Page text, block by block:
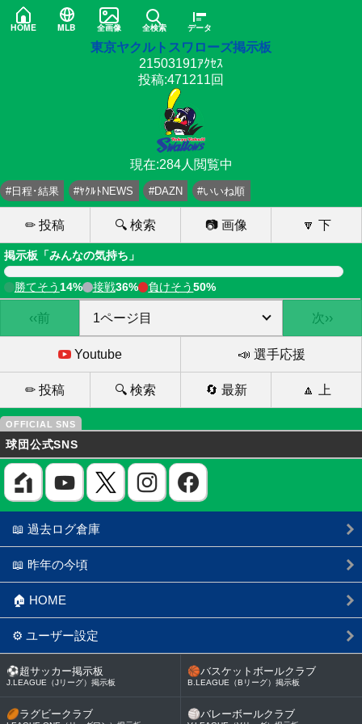
HOME MLB 全画像 全検索 データ
東京ヤクルトスワローズ掲示板
21503191ｱｸｾｽ
投稿:471211回
現在:284人閲覧中
#日程･結果 #ﾔｸﾙﾄNEWS #DAZN #いいね順
✏ 投稿 🔍 検索 📷 画像 🔽 下
掲示板「みんなの気持ち」
勝てそう14% 接戦36% 負けそう50%
‹‹前 次››
Youtube 📣 選手応援
✏ 投稿 🔍 検索 🔄 最新 🔼 上
球団公式SNS
📖 過去ログ倉庫
📖 昨年の今頃
🏠 HOME
⚙ ユーザー設定
⚽超サッカー掲示板
J.LEAGUE（Jリーグ）掲示板
🏀バスケットボールクラブ
B.LEAGUE（Bリーグ）掲示板
🏉ラグビークラブ 🏐バレーボールクラブ